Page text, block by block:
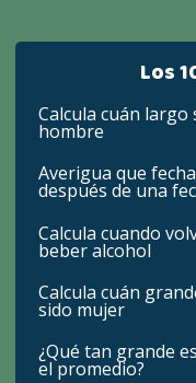
Los
Calcula cuán
hombre
Averigua que
después de una
Calcula cuando
beber alcohol
Calcula cuán
sido mujer
¿Qué tan grande
el promedio?